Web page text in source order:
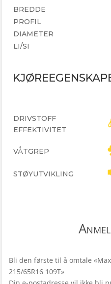
BREDDE
PROFIL
DIAMETER
LI/SI
DRIVSTOFF
EFFEKTIVITET
VÅTGREP
STØYUTVIKLING
Bli den første til å omtale
215/65R16 109T»